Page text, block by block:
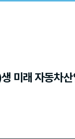
미래 자동차